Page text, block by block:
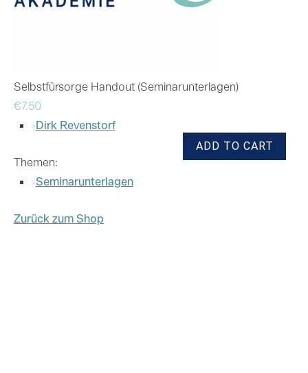
Selbstfürsorge Handout (Seminarunterlagen)
€7.50
›Dirk Revenstorf
Themen:
›Seminarunterlagen
Zurück zum Shop